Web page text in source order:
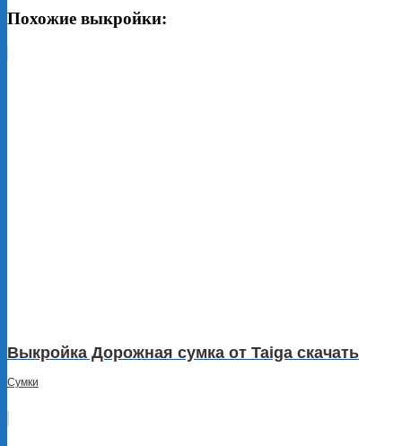
Похожие выкройки:
Выкройка Дорожная сумка от Taiga скачать
Сумки